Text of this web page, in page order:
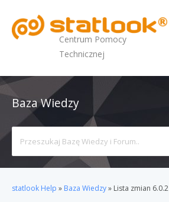
Centrum Pomocy
Technicznej
Baza Wiedzy
For
statlook Help » Baza Wiedzy» Lista zmian 6.0.2